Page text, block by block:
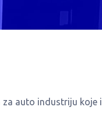
za auto industriju koje i